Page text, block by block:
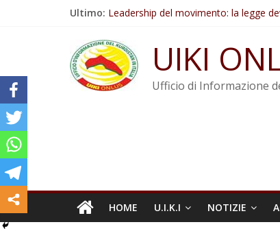
Ultimo: Leadership del movimento: la legge
Non tenere conto della situazione di
Il KNK chiede un’azione internazionale
Abdullah Öcalan: Le legge negativa
UIKI
Ufficio di Informazione
HOME U.I.K.I NOTIZIE